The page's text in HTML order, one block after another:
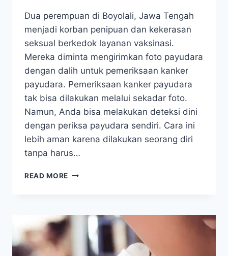
Dua perempuan di Boyolali, Jawa Tengah
menjadi korban penipuan dan kekerasan
seksual berkedok layanan vaksinasi.
Mereka diminta mengirimkan foto payudara
dengan dalih untuk pemeriksaan kanker
payudara. Pemeriksaan kanker payudara
tak bisa dilakukan melalui sekadar foto.
Namun, Anda bisa melakukan deteksi dini
dengan periksa payudara sendiri. Cara ini
lebih aman karena dilakukan seorang diri
tanpa harus…
READ MORE CARA
DETEKSI
KANKER
SEJAK